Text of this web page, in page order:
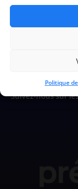
Politique
Service de
Suivez-nous sur